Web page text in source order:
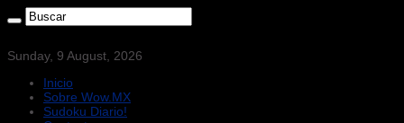
Sunday, 9 August, 2026
Inicio
Sobre Wow.MX
Sudoku Diario!